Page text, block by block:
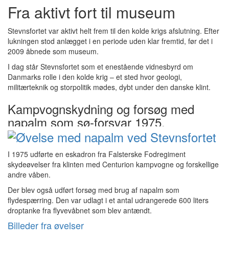
Fra aktivt fort til museum
Stevnsfortet var aktivt helt frem til den kolde krigs afslutning. Efter
lukningen stod anlægget i en periode uden klar fremtid, før det i
2009 åbnede som museum.
I dag står Stevnsfortet som et enestående vidnesbyrd om
Danmarks rolle i den kolde krig – et sted hvor geologi,
militærteknik og storpolitik mødes, dybt under den danske klint.
Kampvognskydning og forsøg med
napalm som sø-forsvar 1975.
I 1975 udførte en eskadron fra Falsterske Fodregiment
skydeøvelser fra klinten med Centurion kampvogne og forskellige
andre våben.
Der blev også udført forsøg med brug af napalm som
flydespærring. Den var udlagt i et antal udrangerede 600 liters
droptanke fra flyvevåbnet som blev antændt.
Billeder fra øvelser